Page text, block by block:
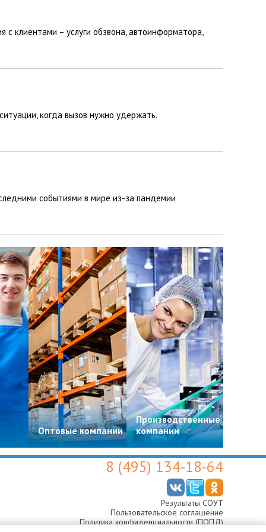
клиентами – услуги обзвона, автоинформатора,
когда вызов нужно удержать.
событиями в мире из-за пандемии
Оптовые компании
Производственные
компании
8 (495) 134-18-64
Результаты СОУТ
Пользовательское соглашение
Политика конфиденциальности (ПОПД)